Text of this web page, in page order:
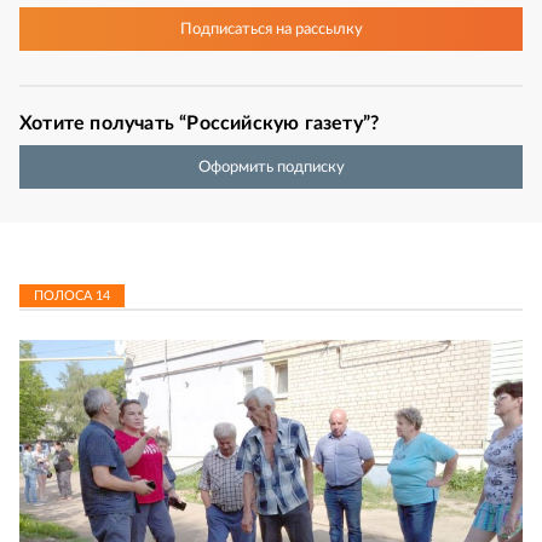
Подписатьсяна рассылку
Хотите получать “Российскую газету”?
Оформить подписку
ПОЛОСА 14